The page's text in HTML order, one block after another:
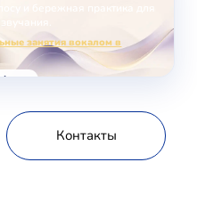
и бережная практика для
занятия вокалом в
Контакты